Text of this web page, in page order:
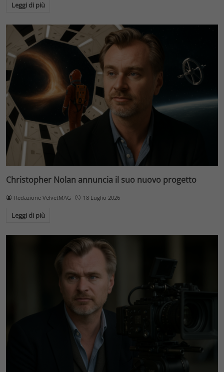
Leggi di più
Christopher Nolan annuncia il suo nuovo progetto
Redazione VelvetMAG 18 Luglio 2026
Leggi di più